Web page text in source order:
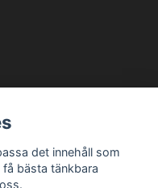
Prenumerera
det innehåll som
bästa tänkbara